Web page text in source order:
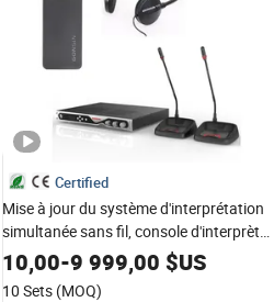
Certified
Mise à jour du système d'interprétation
simultanée sans fil, console d'interprète
numérique, équipement d'interprétation
sans fil
10,00-9 999,00 $US
10 Sets (MOQ)